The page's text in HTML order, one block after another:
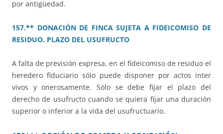
por antigüedad.
157.** DONACIÓN DE FINCA SUJETA A FIDEICOMISO DE
RESIDUO. PLAZO DEL USUFRUCTO
A falta de previsión expresa, en el fideicomiso de residuo el
heredero fiduciario sólo puede disponer por actos inter
vivos y onerosamente. Sólo se debe fijar el plazo del
derecho de usufructo cuando se quiera fijar una duración
superior o inferior a la vida del usufructuario.